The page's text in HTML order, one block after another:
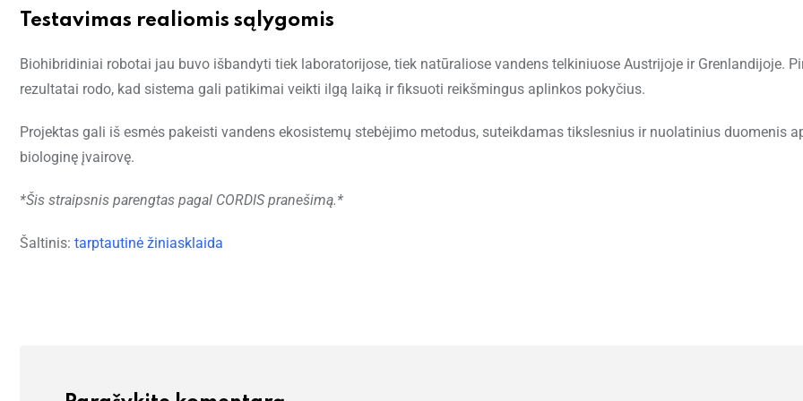
Testavimas realiomis sąlygomis
Biohibridiniai robotai jau buvo išbandyti tiek laboratorijose, tiek natūraliose vandens telkiniuose Austrijoje ir Grenlandijoje.
rezultatai rodo, kad sistema gali patikimai veikti ilgą laiką ir fiksuoti reikšmingus aplinkos pokyčius.
Projektas gali iš esmės pakeisti vandens ekosistemų stebėjimo metodus, suteikdamas tikslesnius ir nuolatinius duomenis
biologinę įvairovę.
*Šis straipsnis parengtas pagal CORDIS pranešimą.*
Šaltinis: tarptautinė žiniasklaida